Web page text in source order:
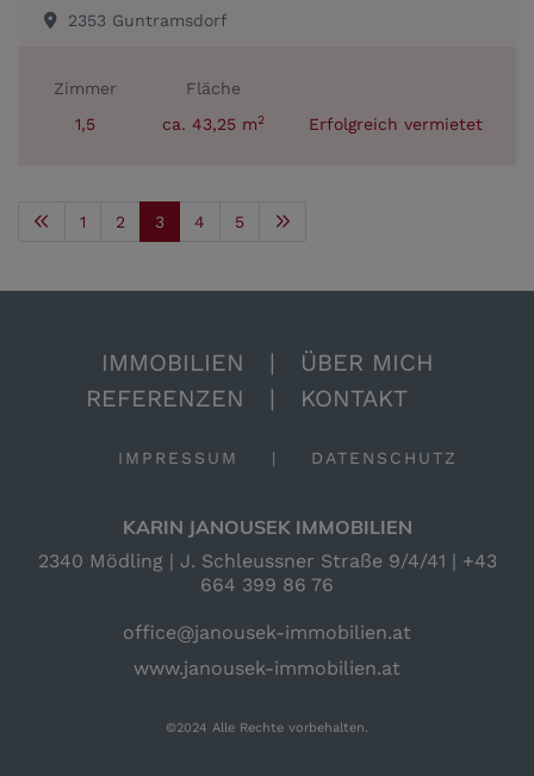
2353 Guntramsdorf
Zimmer
1,5
Fläche
ca. 43,25 m2 Erfolgreich vermietet
1 2 3 4 5
IMMOBILIEN |
ÜBER MICH
REFERENZEN | KONTAKT
IMPRESSUM | DATENSCHUTZ
KARIN JANOUSEK IMMOBILIEN
2340 Mödling | J. Schleussner Straße 9/4/41 | +43
664 399 86 76
office@janousek-immobilien.at
www.janousek-immobilien.at
©2024 Alle Rechte vorbehalten.